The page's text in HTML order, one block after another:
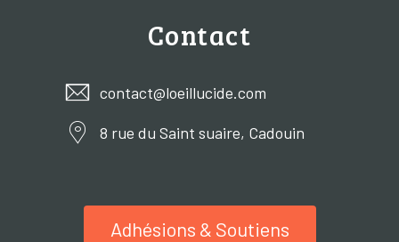
Contact
contact@loeillucide.com
8 rue du Saint suaire, Cadouin
Adhésions & Soutiens